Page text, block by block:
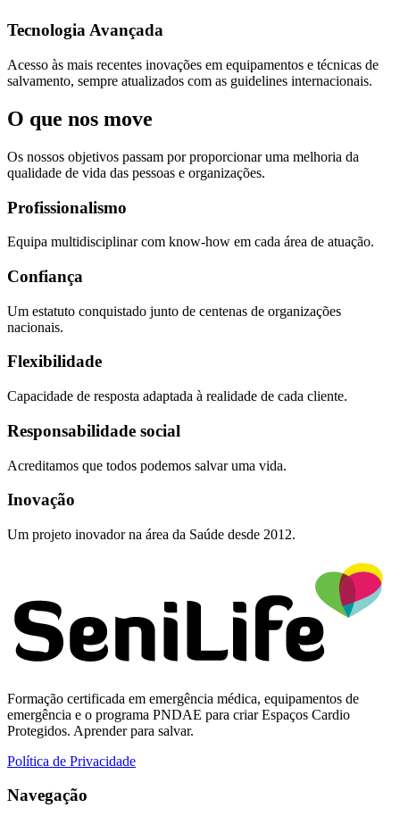
Tecnologia Avançada
Acesso às mais recentes inovações em equipamentos e técnicas de
salvamento, sempre atualizados com as guidelines internacionais.
O que nos move
Os nossos objetivos passam por proporcionar uma melhoria da
qualidade de vida das pessoas e organizações.
Profissionalismo
Equipa multidisciplinar com know-how em cada área de atuação.
Confiança
Um estatuto conquistado junto de centenas de organizações
nacionais.
Flexibilidade
Capacidade de resposta adaptada à realidade de cada cliente.
Responsabilidade social
Acreditamos que todos podemos salvar uma vida.
Inovação
Um projeto inovador na área da Saúde desde 2012.
Formação certificada em emergência médica, equipamentos de
emergência e o programa PNDAE para criar Espaços Cardio
Protegidos. Aprender para salvar.
Política de Privacidade
Navegação